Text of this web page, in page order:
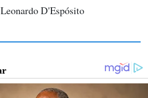
Leonardo D'Espósito